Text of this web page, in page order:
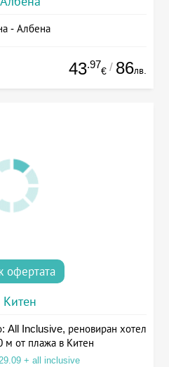
- Албена
43.97
€ / 86лв.
офертата
Китен
All Inclusive, реновиран хотел
м от плажа в Китен
+ all inclusive